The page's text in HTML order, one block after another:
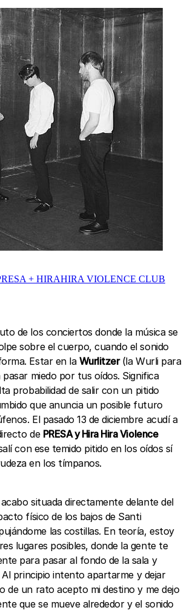
+ HIRAHIRA VIOLENCE CLUB
de los conciertos donde la música se
sobre el cuerpo, cuando el sonido
Estar en la Wurlitzer(la Wurli para
pasar miedo por tus oídos. Significa
probabilidad de salir con un pitido
que anuncia un posible futuro
El pasado 13 de diciembre acudí a
de PRESA y Hira Hira Violence
con ese temido pitido en los oídos sí
en los tímpanos.
situada directamente delante del
físico de los bajos de Santi
las costillas. En teoría, estoy
lugares posibles, donde la gente te
para pasar al fondo de la sala y
Al principio intento apartarme y dejar
de un rato acepto mi destino y me dejo
que se mueve alrededor y el sonido